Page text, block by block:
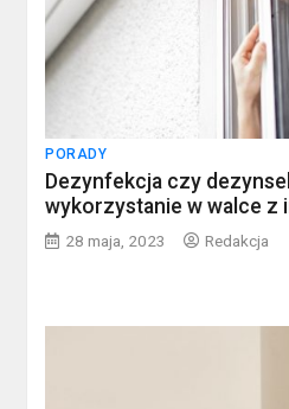
PORADY
Dezynfekcja czy
wykorzystanie w walce z
28 maja, 2023 Redakcja